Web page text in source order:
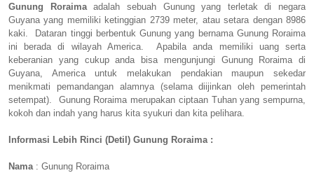
Gunung Roraimaadalah sebuah Gunung yang terletak di negara
Guyana yang memiliki ketinggian 2739 meter, atau setara dengan 8986
kaki. Dataran tinggi berbentuk Gunung yang bernama Gunung Roraima
ini berada di wilayah America. Apabila anda memiliki uang serta
keberanian yang cukup anda bisa mengunjungi Gunung Roraima di
Guyana, America untuk melakukan pendakian maupun sekedar
menikmati pemandangan alamnya (selama diijinkan oleh pemerintah
setempat). Gunung Roraima merupakan ciptaan Tuhan yang sempurna,
kokoh dan indah yang harus kita syukuri dan kita pelihara.
Informasi Lebih Rinci (Detil) Gunung Roraima :
Nama: Gunung Roraima